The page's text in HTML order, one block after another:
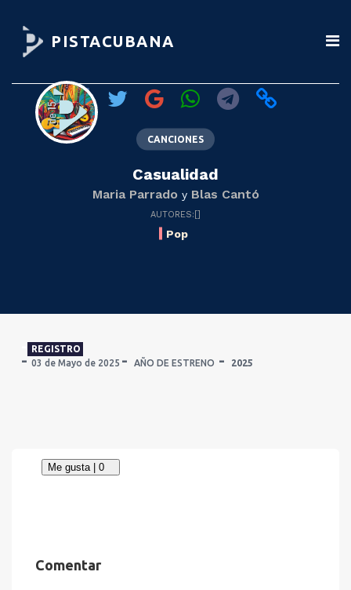
PISTACUBANA
CANCIONES
Casualidad
Maria Parrado y Blas Cantó
AUTORES:[]
Pop
REGISTRO
03 de Mayo de 2025
AÑO DE ESTRENO 2025
Comentar